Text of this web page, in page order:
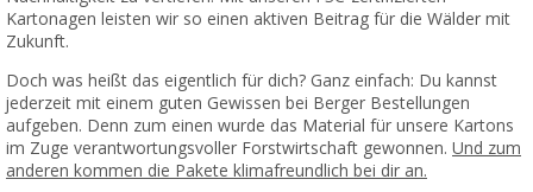
Kartonagen leisten wir so einen aktiven Beitrag für die Wälder mit
Zukunft.
Doch was heißt das eigentlich für dich? Ganz einfach: Du kannst
jederzeit mit einem guten Gewissen bei Berger Bestellungen
aufgeben. Denn zum einen wurde das Material für unsere Kartons
im Zuge verantwortungsvoller Forstwirtschaft gewonnen. Und zum
anderen kommen die Pakete klimafreundlich bei dir an.